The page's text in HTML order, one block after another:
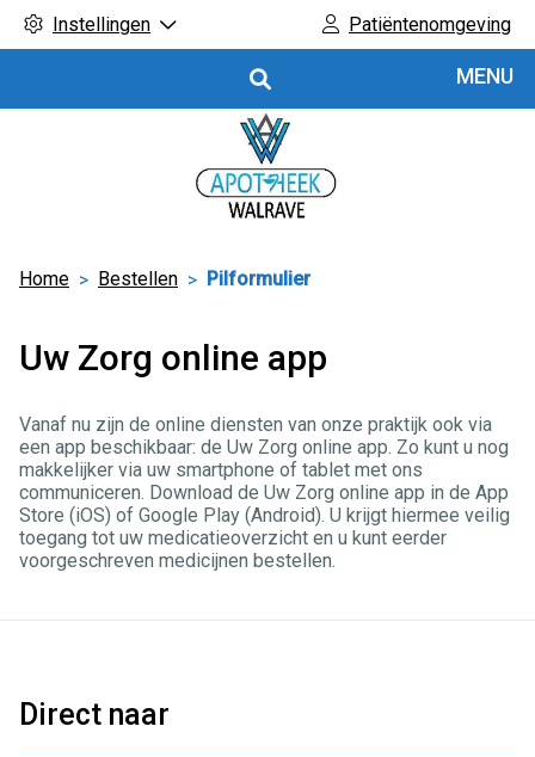
Instellingen Patiëntenomgeving
MENU
Home Bestellen Pilformulier
Uw Zorg online app
Vanaf nu zijn de online diensten van onze praktijk ook via
een app beschikbaar: de Uw Zorg online app. Zo kunt u nog
makkelijker via uw smartphone of tablet met ons
communiceren. Download de Uw Zorg online app in de App
Store (iOS) of Google Play (Android). U krijgt hiermee veilig
toegang tot uw medicatieoverzicht en u kunt eerder
voorgeschreven medicijnen bestellen.
Direct naar